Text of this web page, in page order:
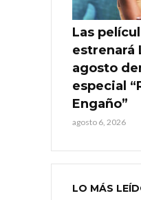
Las
estrenará
agosto
especial
Engaño”
agosto 6, 2026
LO MÁS